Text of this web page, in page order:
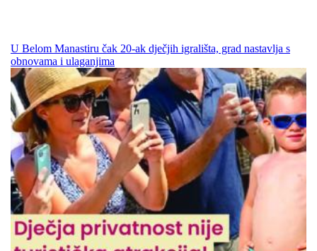
U Belom Manastiru čak 20-ak dječjih igrališta, grad nastavlja s
obnovama i ulaganjima